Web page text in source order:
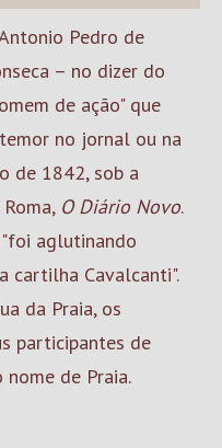
Pedro de
– no dizer do
de ação" que
no jornal ou na
de 1842, sob a
O Diário Novo.
aglutinando
cartilha Cavalcanti".
da Praia, os
participantes de
nome de Praia.